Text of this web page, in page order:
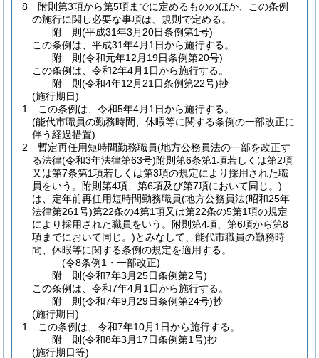
8
附則第3項から第5項までに定めるもののほか、この条例
の施行に関し必要な事項は、規則で定める。
附 則(平成31年3月20日条例第1号)
この条例は、平成31年4月1日から施行する。
附 則(令和元年12月19日条例第20号)
この条例は、令和2年4月1日から施行する。
附 則(令和4年12月21日条例第22号)抄
(施行期日)
1
この条例は、令和5年4月1日から施行する。
(能代市職員の勤務時間、休暇等に関する条例の一部改正に
伴う経過措置)
2
暫定再任用短時間勤務職員(地方公務員法の一部を改正す
る法律(令和3年法律第63号)附則第6条第1項若しくは第2項
又は第7条第1項若しくは第3項の規定により採用された職
員をいう。附則第4項、第6項及び第7項において同じ。)
は、定年前再任用短時間勤務職員(地方公務員法(昭和25年
法律第261号)第22条の4第1項又は第22条の5第1項の規定
により採用された職員をいう。附則第4項、第6項から第8
項までにおいて同じ。)とみなして、能代市職員の勤務時
間、休暇等に関する条例の規定を適用する。
(令8条例1・一部改正)
附 則(令和7年3月25日条例第2号)
この条例は、令和7年4月1日から施行する。
附 則(令和7年9月29日条例第24号)抄
(施行期日)
1
この条例は、令和7年10月1日から施行する。
附 則(令和8年3月17日条例第1号)抄
(施行期日等)